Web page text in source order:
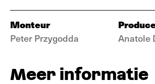
Monteur
Peter Przygodda Anatole
Meer informatie